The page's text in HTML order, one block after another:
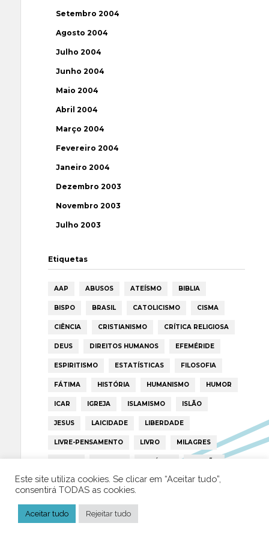
Setembro 2004
Agosto 2004
Julho 2004
Junho 2004
Maio 2004
Abril 2004
Março 2004
Fevereiro 2004
Janeiro 2004
Dezembro 2003
Novembro 2003
Julho 2003
Etiquetas
AAP ABUSOS ATEÍSMO BIBLIA
BISPO BRASIL CATOLICISMO CISMA
CIÊNCIA CRISTIANISMO CRÍTICA RELIGIOSA
DEUS DIREITOS HUMANOS EFEMÉRIDE
ESPIRITISMO ESTATÍSTICAS FILOSOFIA
FÁTIMA HISTÓRIA HUMANISMO HUMOR
ICAR IGREJA ISLAMISMO ISLÃO
JESUS LAICIDADE LIBERDADE
LIVRE-PENSAMENTO LIVRO MILAGRES
MORAL MULHER NOTÍCIAS OPINIÃO
PAPA PAPAS PEDOFILIA POLÍTICA
TRUMP VATICANO
Este site utiliza cookies. Se clicar em “Aceitar tudo”,
consentirá TODAS as cookies.
Aceitar tudo Rejeitar tudo